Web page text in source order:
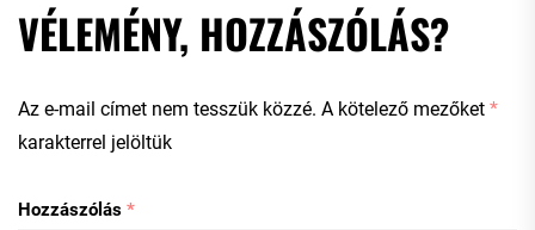
VÉLEMÉNY, HOZZÁSZÓLÁS?
Az e-mail címet nem tesszük közzé. A kötelező mezőket *
karakterrel jelöltük
Hozzászólás *